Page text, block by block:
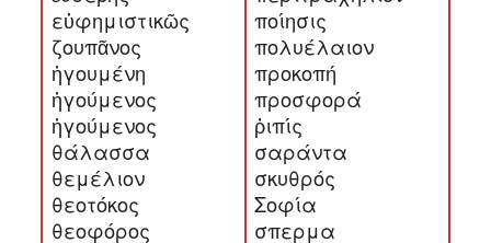
εὐφημιστικῶς
ζουπᾶνος
ἡγουμένη
ἡγούμενος
ἡγούμενος
θάλασσα
θεμέλιον
θεοτόκος
θεοφόρος
ποίησις
πολυέλαιον
προκοπή
προσφορά
ῥιπίς
σαράντα
σκυθρός
Σοφία
σπερμα